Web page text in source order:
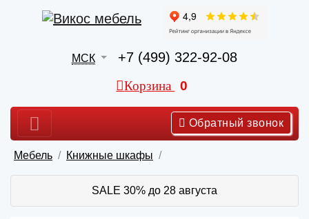
МСК +7 (499) 322-92-08
Корзина 0
Обратный звонок
Мебель Книжные шкафы
SALE 30% до 28 августа